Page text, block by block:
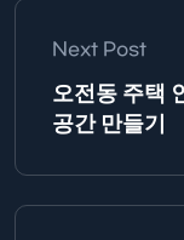
Next Post
오전동 주택
공간 만들기